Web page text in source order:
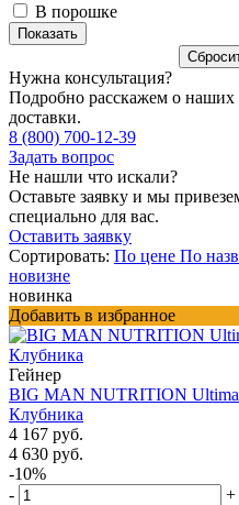
В порошке
Нужна консультация?
Подробно расскажем о наших
доставки.
8 (800) 700-12-39
Задать вопрос
Не нашли что искали?
Оставьте заявку и мы
специально для вас.
Оставить заявку
Сортировать: По цене По
новизне
новинка
Добавить в избранное
Гейнер
BIG MAN NUTRITION
Клубника
4 167 руб.
4 630 руб.
-10%
-
+